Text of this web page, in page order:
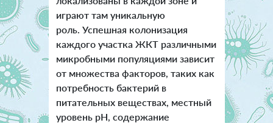
играют там уникальную
роль. Успешная колонизация
каждого участка ЖКТ различными
микробными популяциями зависит
от множества факторов, таких как
потребность бактерий в
питательных веществах, местный
уровень pH, содержание